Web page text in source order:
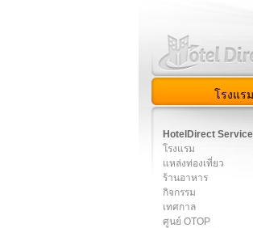
โรงแรม
HotelDirect
โรงแรม
แหล่งท่องเที่ยว
ร้านอาหาร
กิจกรรม
เทศกาล
ศูนย์ OTOP